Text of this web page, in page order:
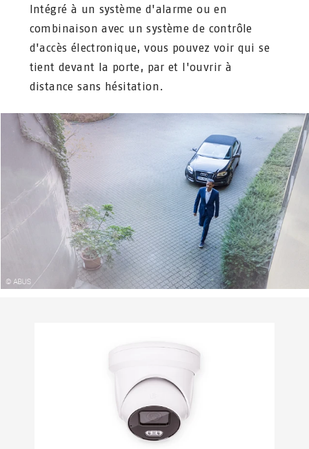
Intégré à un système d'alarme ou en
combinaison avec un système de contrôle
d'accès électronique, vous pouvez voir qui se
tient devant la porte, par et l'ouvrir à
distance sans hésitation.